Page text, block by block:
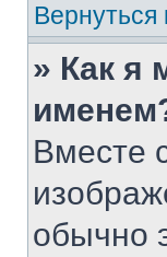
Вернуться
» Как я
Вместе
обычно